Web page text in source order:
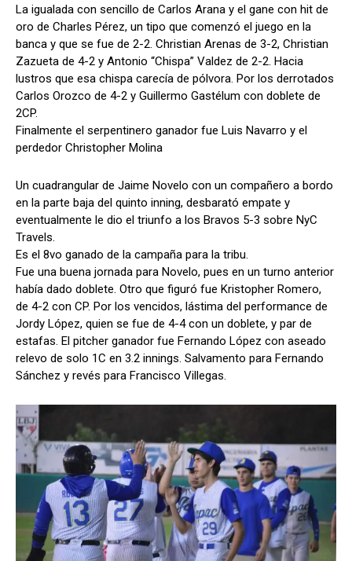
La igualada con sencillo de Carlos Arana y el gane con hit de
oro de Charles Pérez, un tipo que comenzó el juego en la
banca y que se fue de 2-2. Christian Arenas de 3-2, Christian
Zazueta de 4-2 y Antonio “Chispa” Valdez de 2-2. Hacia
lustros que esa chispa carecía de pólvora. Por los derrotados
Carlos Orozco de 4-2 y Guillermo Gastélum con doblete de
2CP.
Finalmente el serpentinero ganador fue Luis Navarro y el
perdedor Christopher Molina
Un cuadrangular de Jaime Novelo con un compañero a bordo
en la parte baja del quinto inning, desbarató empate y
eventualmente le dio el triunfo a los Bravos 5-3 sobre NyC
Travels.
Es el 8vo ganado de la campaña para la tribu.
Fue una buena jornada para Novelo, pues en un turno anterior
había dado doblete. Otro que figuró fue Kristopher Romero,
de 4-2 con CP. Por los vencidos, lástima del performance de
Jordy López, quien se fue de 4-4 con un doblete, y par de
estafas. El pitcher ganador fue Fernando López con aseado
relevo de solo 1C en 3.2 innings. Salvamento para Fernando
Sánchez y revés para Francisco Villegas.